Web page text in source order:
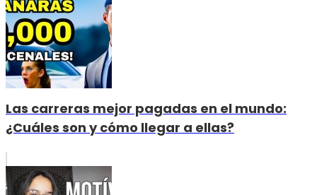
Las carreras mejor pagadas en el mundo:
¿Cuáles son y cómo llegar a ellas?